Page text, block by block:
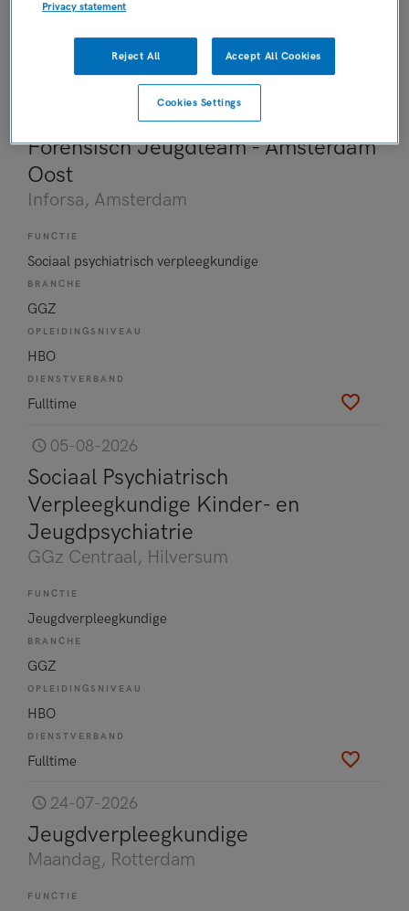
We hebben7vacatures voor je gevonden
Ambulant Verpleegkundige |
Forensisch Jeugdteam - Amsterdam
Oost
Inforsa, Amsterdam
FUNCTIE
Sociaal psychiatrisch verpleegkundige
BRANCHE
GGZ
OPLEIDINGSNIVEAU
HBO
DIENSTVERBAND
Fulltime
05-08-2026
Sociaal Psychiatrisch
Verpleegkundige Kinder- en
Jeugdpsychiatrie
GGz Centraal, Hilversum
FUNCTIE
Jeugdverpleegkundige
BRANCHE
GGZ
OPLEIDINGSNIVEAU
HBO
DIENSTVERBAND
Fulltime
24-07-2026
Jeugdverpleegkundige
Maandag, Rotterdam
FUNCTIE
Privacy statement
Reject All Accept All Cookies
Cookies Settings